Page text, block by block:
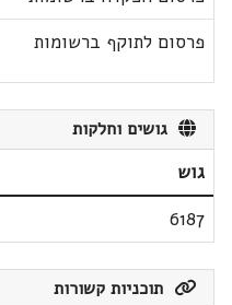
פרסום לתוקף ברשומות
גושים וחלקות
גוש
6187
תוכניות קשורות